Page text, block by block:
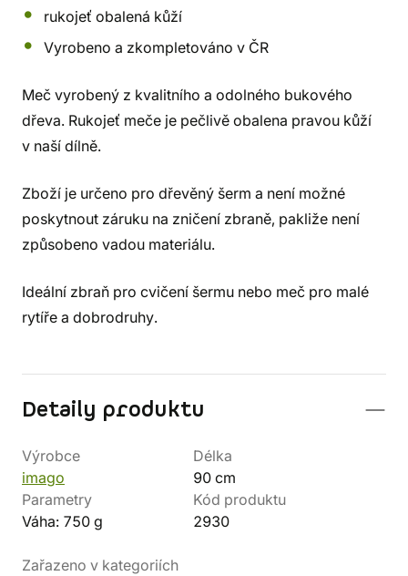
rukojeť obalená kůží
Vyrobeno a zkompletováno v ČR
Meč vyrobený z kvalitního a odolného bukového
dřeva. Rukojeť meče je pečlivě obalena pravou kůží
v naší dílně.
Zboží je určeno pro dřevěný šerm a není možné
poskytnout záruku na zničení zbraně, pakliže není
způsobeno vadou materiálu.
Ideální zbraň pro cvičení šermu nebo meč pro malé
rytíře a dobrodruhy.
Detaily produktu
Výrobce
imago
Délka
90 cm
Parametry
Váha: 750 g
Kód produktu
2930
Zařazeno v kategoriích